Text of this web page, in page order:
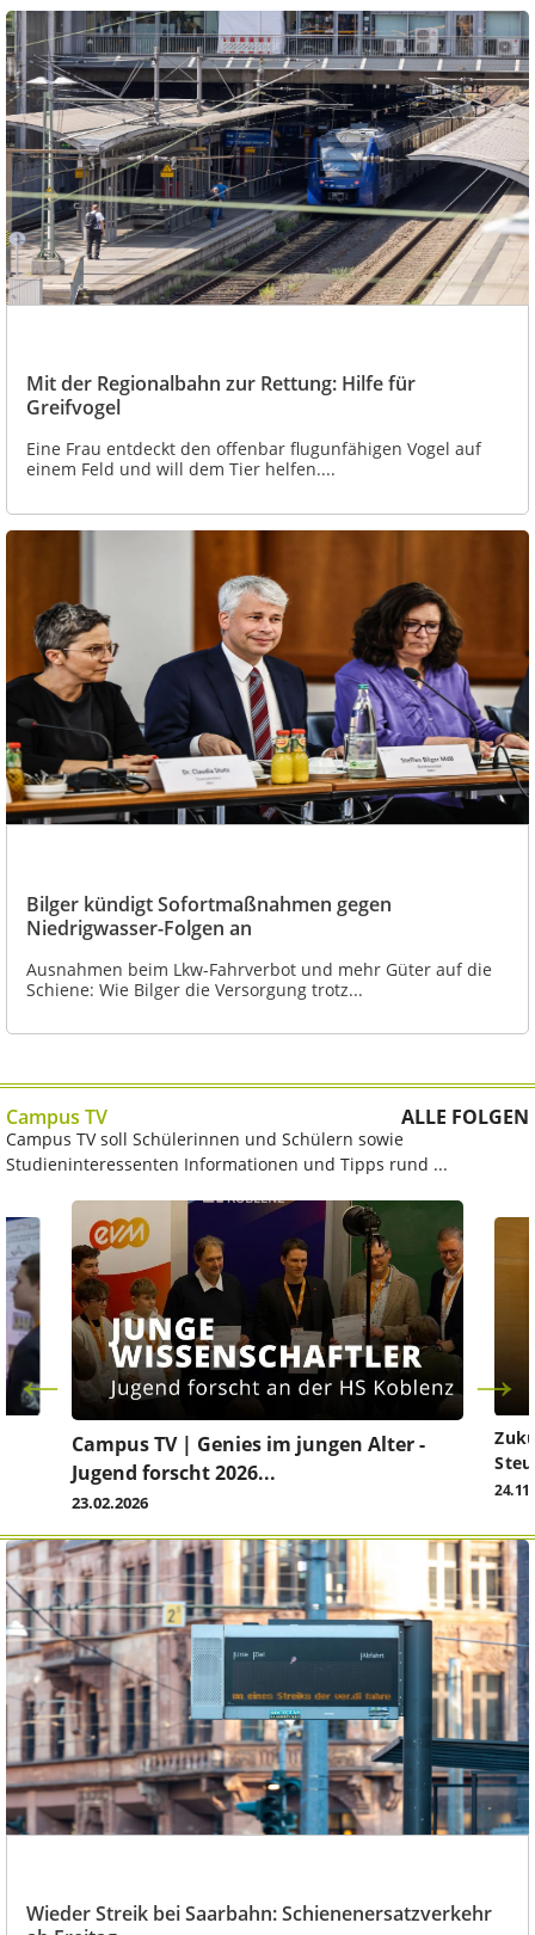
Mit der Regionalbahn zur Rettung: Hilfe für
Greifvogel
Eine Frau entdeckt den offenbar flugunfähigen Vogel auf
einem Feld und will dem Tier helfen....
Bilger kündigt Sofortmaßnahmen gegen
Niedrigwasser-Folgen an
Ausnahmen beim Lkw-Fahrverbot und mehr Güter auf die
Schiene: Wie Bilger die Versorgung trotz...
Campus TV ALLE FOLGEN
Campus TV soll Schülerinnen und Schülern sowie
Studieninteressenten Informationen und Tipps rund ...
Campus TV | Genies im jungen Alter -
Jugend forscht 2026...
23.02.2026
Wieder Streik bei Saarbahn: Schienenersatzverkehr